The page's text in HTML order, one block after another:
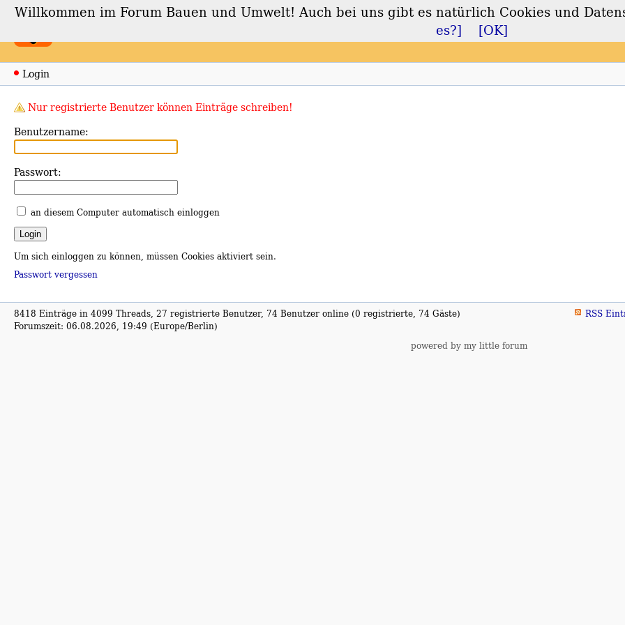
Forum Bauen und Umwelt
Login
Nur registrierte Benutzer können Einträge schreiben!
Benutzername:
Passwort:
an diesem Computer automatisch einloggen
Um sich einloggen zu können, müssen Cookies aktiviert sein.
Passwort vergessen
8418 Einträge in 4099 Threads, 27 registrierte Benutzer, 74 Benutzer online (0 registrierte, 74 Gäste)
Forumszeit: 06.08.2026, 19:49 (Europe/Berlin)
RSS
powered by my little forum
Willkommen im Forum Bauen und Umwelt! Auch bei uns gibt es natürlich Cookies und
es?]
[OK]